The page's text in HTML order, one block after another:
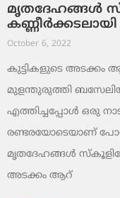
മൃതദേഹങ്ങള്‍
October 6, 2022
കുട്ടികളുടെ അടക്കം
മുളന്തുരുത്തി
എത്തിച്ചപ്പോള്‍ ഒരു
രണ്ടരയോടെയാണ്
മൃതദേഹങ്ങള്‍
അടക്കം ആറ്